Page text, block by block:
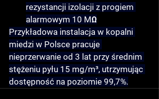
rezystancji izolacji z progiem
alarmowym 10 MΩ
Przykładowa instalacja w kopalni
miedzi w Polsce pracuje
nieprzerwanie od 3 lat przy średnim
stężeniu pyłu 15 mg/m³, utrzymując
dostępność na poziomie 99,7%.